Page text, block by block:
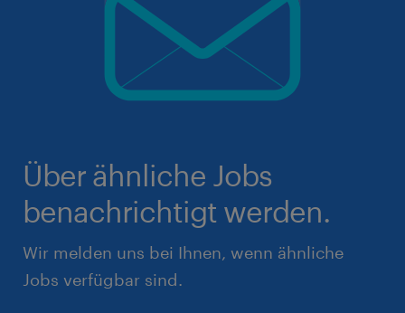
Über ähnliche Jobs
benachrichtigt werden.
Wir melden uns bei Ihnen, wenn ähnliche
Jobs verfügbar sind.